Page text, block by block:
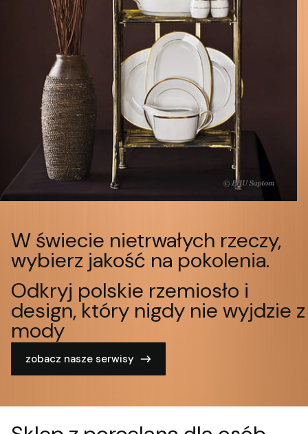
W świecie nietrwałych rzeczy,
wybierz jakość na pokolenia.
Odkryj polskie rzemiosło i
design, który nigdy nie wyjdzie z
mody
zobacz nasze serwisy